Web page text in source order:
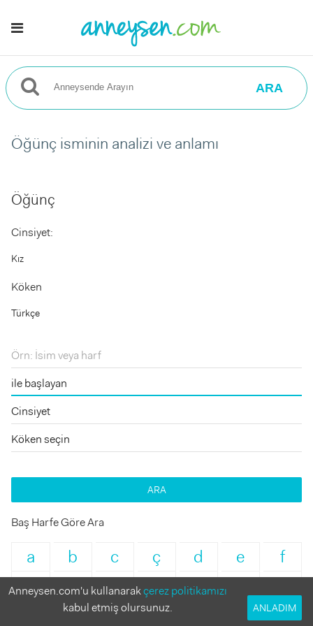
ARA
Öğünç isminin analizi ve anlamı
Öğünç
Cinsiyet:
Kız
Köken
Türkçe
ARA
Baş Harfe Göre Ara
a b c ç d e
f
g
h ı i j
n o ö s
Anneysen.com'u kullanarakçerez politikamızı
kabul etmiş olursunuz.
ANLADIM